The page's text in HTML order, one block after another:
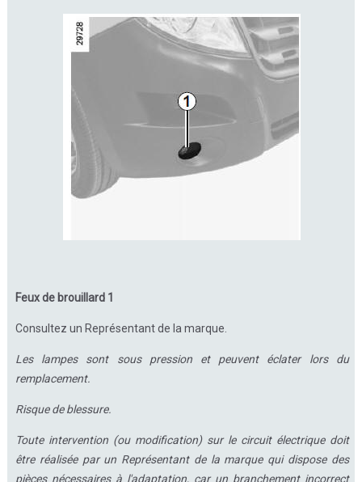
Feux de brouillard 1
Consultez un Représentant de la marque.
Les lampes sont sous pression et peuvent éclater lors du
remplacement.
Risque de blessure.
Toute intervention (ou modification) sur le circuit électrique doit
être réalisée par un Représentant de la marque qui dispose des
pièces nécessaires à l'adaptation, car un branchement incorrect